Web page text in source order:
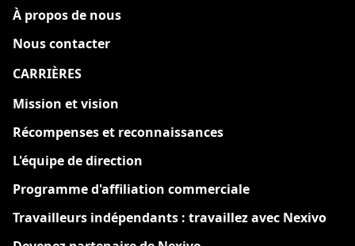
À propos de nous
Nous contacter
CARRIÈRES
Mission et vision
Récompenses et reconnaissances
L'équipe de direction
Programme d'affiliation commerciale
Travailleurs indépendants : travaillez avec Nexivo